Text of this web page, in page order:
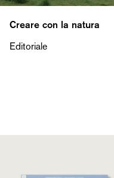
Creare con la natura
Editoriale